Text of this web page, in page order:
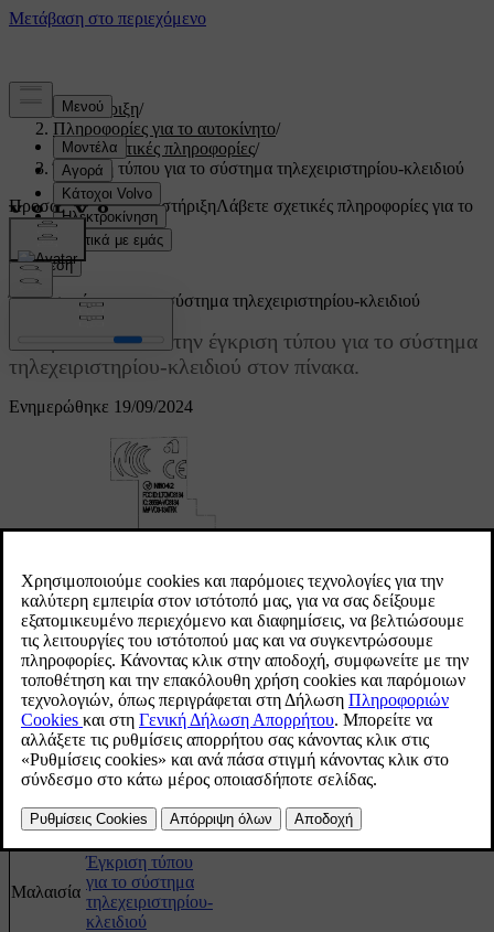
Υποστήριξη/
Πληροφορίες για το αυτοκίνητο/
Κανονιστικές πληροφορίες/
Έγκριση τύπου για το σύστημα τηλεχειριστηρίου-κλειδιού
Προσαρμοσμένη υποστήριξηΛάβετε σχετικές πληροφορίες για το
δικό σας αυτοκίνητο.
Σύνδεση
Ενημερώθηκε 19/09/2024
Έγκριση τύπου για το σύστημα τηλεχειριστηρίου-κλειδιού
Μπορείτε να δείτε την έγκριση τύπου για το σύστημα
τηλεχειριστηρίου-κλειδιού στον πίνακα.
Σήμανση CEM για το σύστημα τηλεχειριστηρίου-κλειδιού.
συμπληρωματικό αριθμό έγκρισης τύπου, βλ. παρακάτω
Χώρα/
Περιοχή
Έγκριση τύπου
Αργεντινή
Έγκριση τύπου
για το σύστημα
τηλεχειριστηρίου-
κλειδιού
Έγκριση τύπου
για το σύστημα
τηλεχειριστηρίου-
κλειδιού
Μαλαισία
Έγκριση τύπου
για το σύστημα
τηλεχειριστηρίου-
κλειδιού